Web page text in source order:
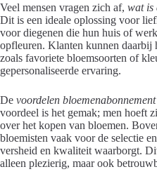
Veel mensen vragen zich af, wat is
Dit is een ideale oplossing voor
voor diegenen die hun huis of
opfleuren. Klanten kunnen daarbij
zoals favoriete bloemsoorten of
gepersonaliseerde ervaring.
De voordelen bloemenabonnement
voordeel is het gemak; men hoeft
over het kopen van bloemen.
bloemisten vaak voor de selectie
versheid en kwaliteit waarborgt.
alleen plezierig, maar ook